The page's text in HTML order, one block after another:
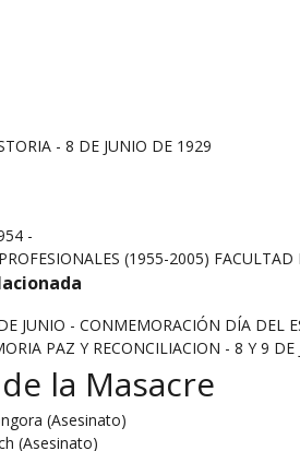
- 8 DE JUNIO DE 1929
-
(1955-2005)
JUNIO - CONMEMORACIÓN DÍA DEL
PAZ Y RECONCILIACION - 8 Y 9
la Masacre
(Asesinato)
(Asesinato)